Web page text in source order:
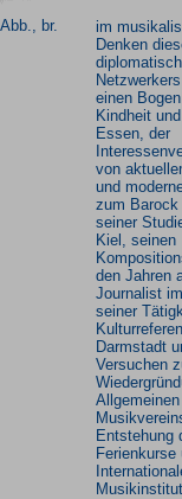
br.
im
Denken
einen
Kindheit
Essen, der
von
und
zum Barock
seiner
Kiel, seinen
den Jahren
Journalist
seiner
Darmstadt
Versuchen
Entstehung
Ferienkurse